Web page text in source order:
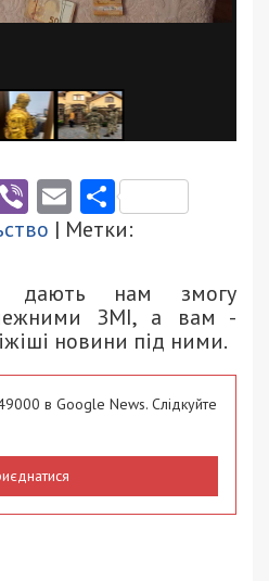
ViberEmail
| Метки:
дають нам змогу
ЗМІ, а вам -
новини під ними.
в Google News. Слідкуйте